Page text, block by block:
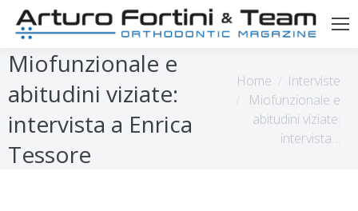
Miofunzionale e
abitudini viziate:
intervista a Enrica
Tessore
Tu sei qui:
Home
Interviste
Miofunzionale e
abitudini viziate:
intervista…